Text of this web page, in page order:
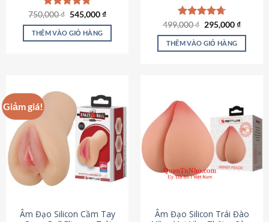
Được xếp
hạng4.70
5 sao
750,000₫ Giá
là:
750,000 ₫.
545,000₫Giá
tại
545,000 ₫.
THÊM VÀO GIỎ HÀNG
Được xếp
hạng4.75
5 sao
499,000₫ Giá
là:
499,000 ₫.
295,000₫Giá
tại
THÊM VÀO GIỎ HÀNG
Giảm giá!
Âm Đạo Silicon Cầm Tay
Âm Đạo Silicon Trái Đào